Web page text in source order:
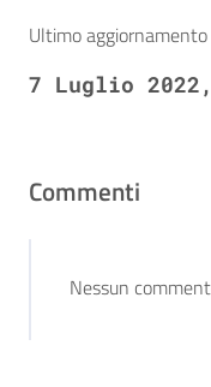
Ultimo aggiornamento
7 Luglio
Commenti
Nessun